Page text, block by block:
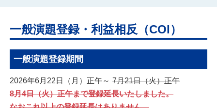
一般演題登録・利益相反（COI）
一般演題登録期間
2026年6月22日（月）正午～ 7月21日（火）正午
8月4日（火）正午まで登録延長いたしました。